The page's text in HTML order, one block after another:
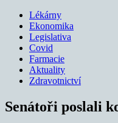
Lékárny
Ekonomika
Legislativa
Covid
Farmacie
Aktuality
Zdravotnictví
Senátoři poslali